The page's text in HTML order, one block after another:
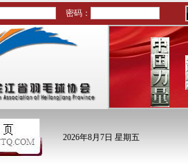
密码：
2026年8月7日 星期五